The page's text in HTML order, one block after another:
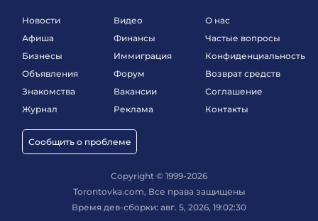
Новости
Афиша
Бизнесы
Объявления
Знакомства
Журнал
Сообщить о проблеме
Видео
Финансы
Иммиграция
Форум
Вакансии
Реклама
О нас
Частые вопросы
Конфиденциальность
Возврат средств
Соглашение
Контакты
Copyright © 1999-2026
Torontovka.com, Все права защищены
Время дев-сборки: авг. 5, 2026, 19:02:30